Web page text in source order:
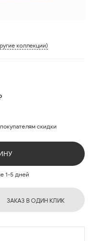
коллекции)
скидки
1-5 дней
ЗАКАЗ В ОДИН КЛИК